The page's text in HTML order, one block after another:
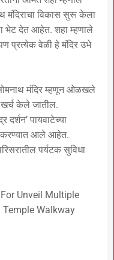
मंदिराचा विकास सुरू केला
भेट देत आहेत. शहा म्हणाले
प्रत्येक वेळी हे मंदिर उभे
मंदिर म्हणून ओळखले
खर्च केले जातील.
दर्शन’ पायवाटेच्या
करण्यात आले आहेत.
पर्यटक सुविधा
Unveil Multiple
Walkway